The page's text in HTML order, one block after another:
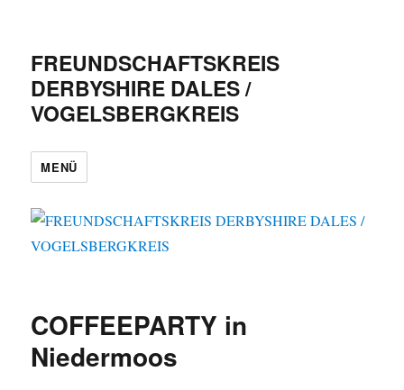
FREUNDSCHAFTSKREIS
DERBYSHIRE DALES /
VOGELSBERGKREIS
MENÜ
COFFEEPARTY in
Niedermoos